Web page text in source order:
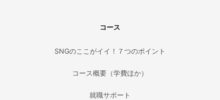
コース
SNGのここがイイ！７つのポイント
コース概要（学費ほか）
就職サポート